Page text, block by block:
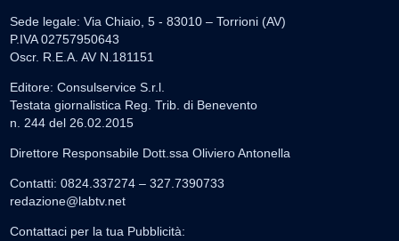
Sede legale: Via Chiaio, 5 - 83010 – Torrioni (AV)
P.IVA 02757950643
Oscr. R.E.A. AV N.181151
Editore: Consulservice S.r.l.
Testata giornalistica Reg. Trib. di Benevento
n. 244 del 26.02.2015
Direttore Responsabile Dott.ssa Oliviero Antonella
Contatti: 0824.337274 – 327.7390733
redazione@labtv.net
Contattaci per la tua Pubblicità: